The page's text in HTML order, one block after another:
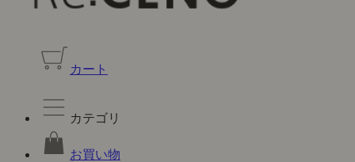
カート
カテゴリ
お買い物